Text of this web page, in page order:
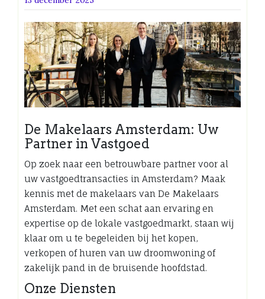
De Makelaars Amsterdam: Uw
Partner in Vastgoed
Op zoek naar een betrouwbare partner voor al
uw vastgoedtransacties in Amsterdam? Maak
kennis met de makelaars van De Makelaars
Amsterdam. Met een schat aan ervaring en
expertise op de lokale vastgoedmarkt, staan wij
klaar om u te begeleiden bij het kopen,
verkopen of huren van uw droomwoning of
zakelijk pand in de bruisende hoofdstad.
Onze Diensten